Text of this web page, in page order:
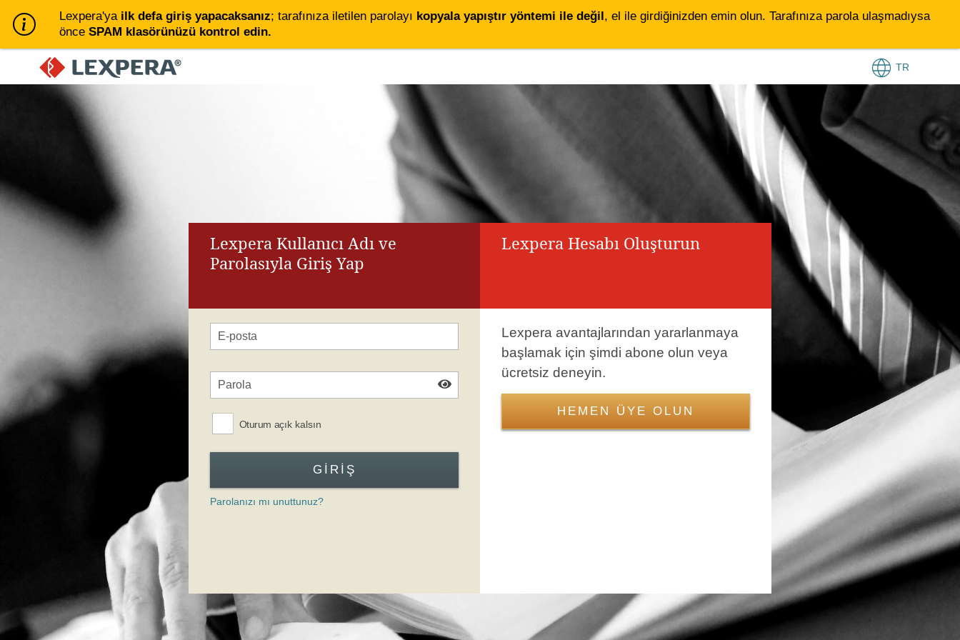
Lexpera'ya ilk defa giriş yapacaksanız; tarafınıza iletilen parolayı kopyala yapıştır yöntemi ile değil, el ile girdiğinizden emin olun. Tarafınıza parola ulaşmadıysa
önce SPAM klasörünüzü kontrol edin.
TR
Giriş Formuna Atla
Lexpera Kullanıcı Adı ve
Parolasıyla Giriş Yap
Oturum açık kalsın
GIRIŞ
Parolanızı mı unuttunuz?
Lexpera Hesabı Oluşturun
Lexpera avantajlarından yararlanmaya
başlamak için şimdi abone olun veya
ücretsiz deneyin.
HEMEN ÜYE OLUN